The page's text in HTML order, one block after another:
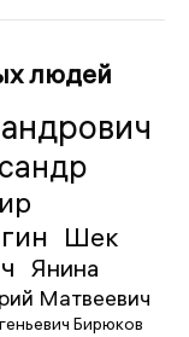
людей
Шек
Янина
Матвеевич
Бирюков